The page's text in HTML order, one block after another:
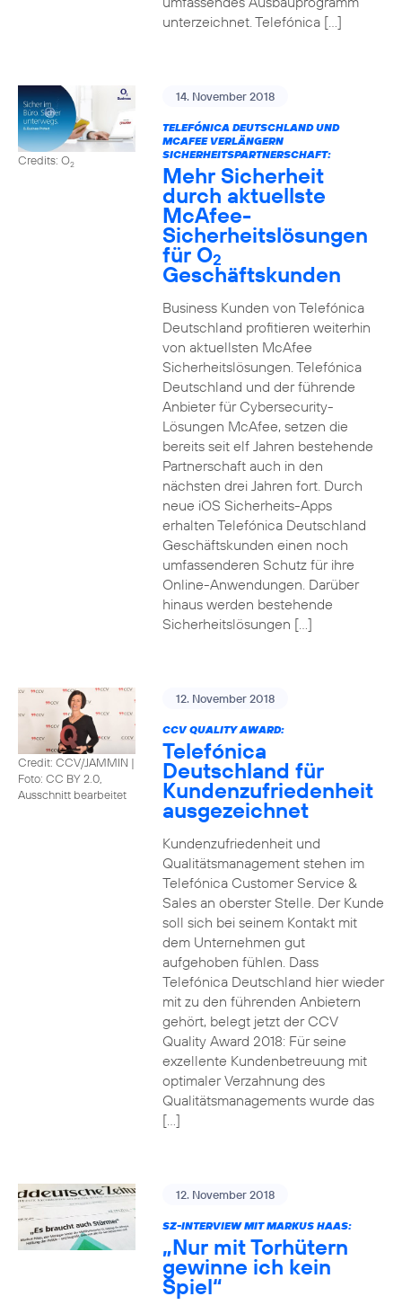
unterzeichnet. Telefónica […]
Credits: O2
14. November 2018
TELEFÓNICA DEUTSCHLAND UND
MCAFEE VERLÄNGERN
SICHERHEITSPARTNERSCHAFT:
Mehr Sicherheit
durch aktuellste
McAfee-
Sicherheitslösungen
für O2
Geschäftskunden
Business Kunden von Telefónica
Deutschland profitieren weiterhin
von aktuellsten McAfee
Sicherheitslösungen. Telefónica
Deutschland und der führende
Anbieter für Cybersecurity-
Lösungen McAfee, setzen die
bereits seit elf Jahren bestehende
Partnerschaft auch in den
nächsten drei Jahren fort. Durch
neue iOS Sicherheits-Apps
erhalten Telefónica Deutschland
Geschäftskunden einen noch
umfassenderen Schutz für ihre
Online-Anwendungen. Darüber
hinaus werden bestehende
Sicherheitslösungen […]
Credit: CCV/JAMMIN |
Foto: CC BY 2.0,
Ausschnitt bearbeitet
12. November 2018
CCV QUALITY AWARD:
Telefónica
Deutschland für
Kundenzufriedenheit
ausgezeichnet
Kundenzufriedenheit und
Qualitätsmanagement stehen im
Telefónica Customer Service &
Sales an oberster Stelle. Der Kunde
soll sich bei seinem Kontakt mit
dem Unternehmen gut
aufgehoben fühlen. Dass
Telefónica Deutschland hier wieder
mit zu den führenden Anbietern
gehört, belegt jetzt der CCV
Quality Award 2018: Für seine
exzellente Kundenbetreuung mit
optimaler Verzahnung des
Qualitätsmanagements wurde das
[…]
12. November 2018
SZ-INTERVIEW MIT MARKUS HAAS:
„Nur mit Torhütern
gewinne ich kein
Spiel“